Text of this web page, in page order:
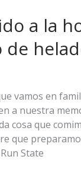
a la
de
vamos en
a nuestra
cosa que
que
State